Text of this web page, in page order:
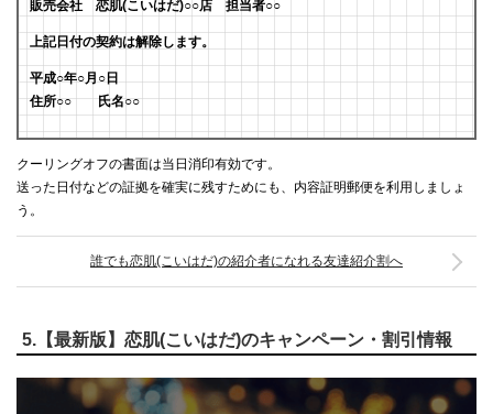
販売会社 恋肌(こいはだ)○○店 担当者○○
上記日付の契約は解除します。
平成○年○月○日
住所○○ 氏名○○
クーリングオフの書面は当日消印有効です。
送った日付などの証拠を確実に残すためにも、内容証明郵便を利用しましょ
う。
誰でも恋肌(こいはだ)の紹介者になれる友達紹介割へ
5.【最新版】恋肌(こいはだ)のキャンペーン・割引情報